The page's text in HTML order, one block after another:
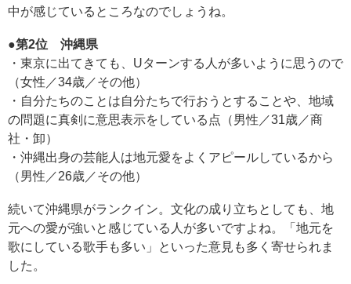
中が感じているところなのでしょうね。
●第2位 沖縄県
・東京に出てきても、Uターンする人が多いように思うので
（女性／34歳／その他）
・自分たちのことは自分たちで行おうとすることや、地域
の問題に真剣に意思表示をしている点（男性／31歳／商
社・卸）
・沖縄出身の芸能人は地元愛をよくアピールしているから
（男性／26歳／その他）
続いて沖縄県がランクイン。文化の成り立ちとしても、地
元への愛が強いと感じている人が多いですよね。「地元を
歌にしている歌手も多い」といった意見も多く寄せられま
した。